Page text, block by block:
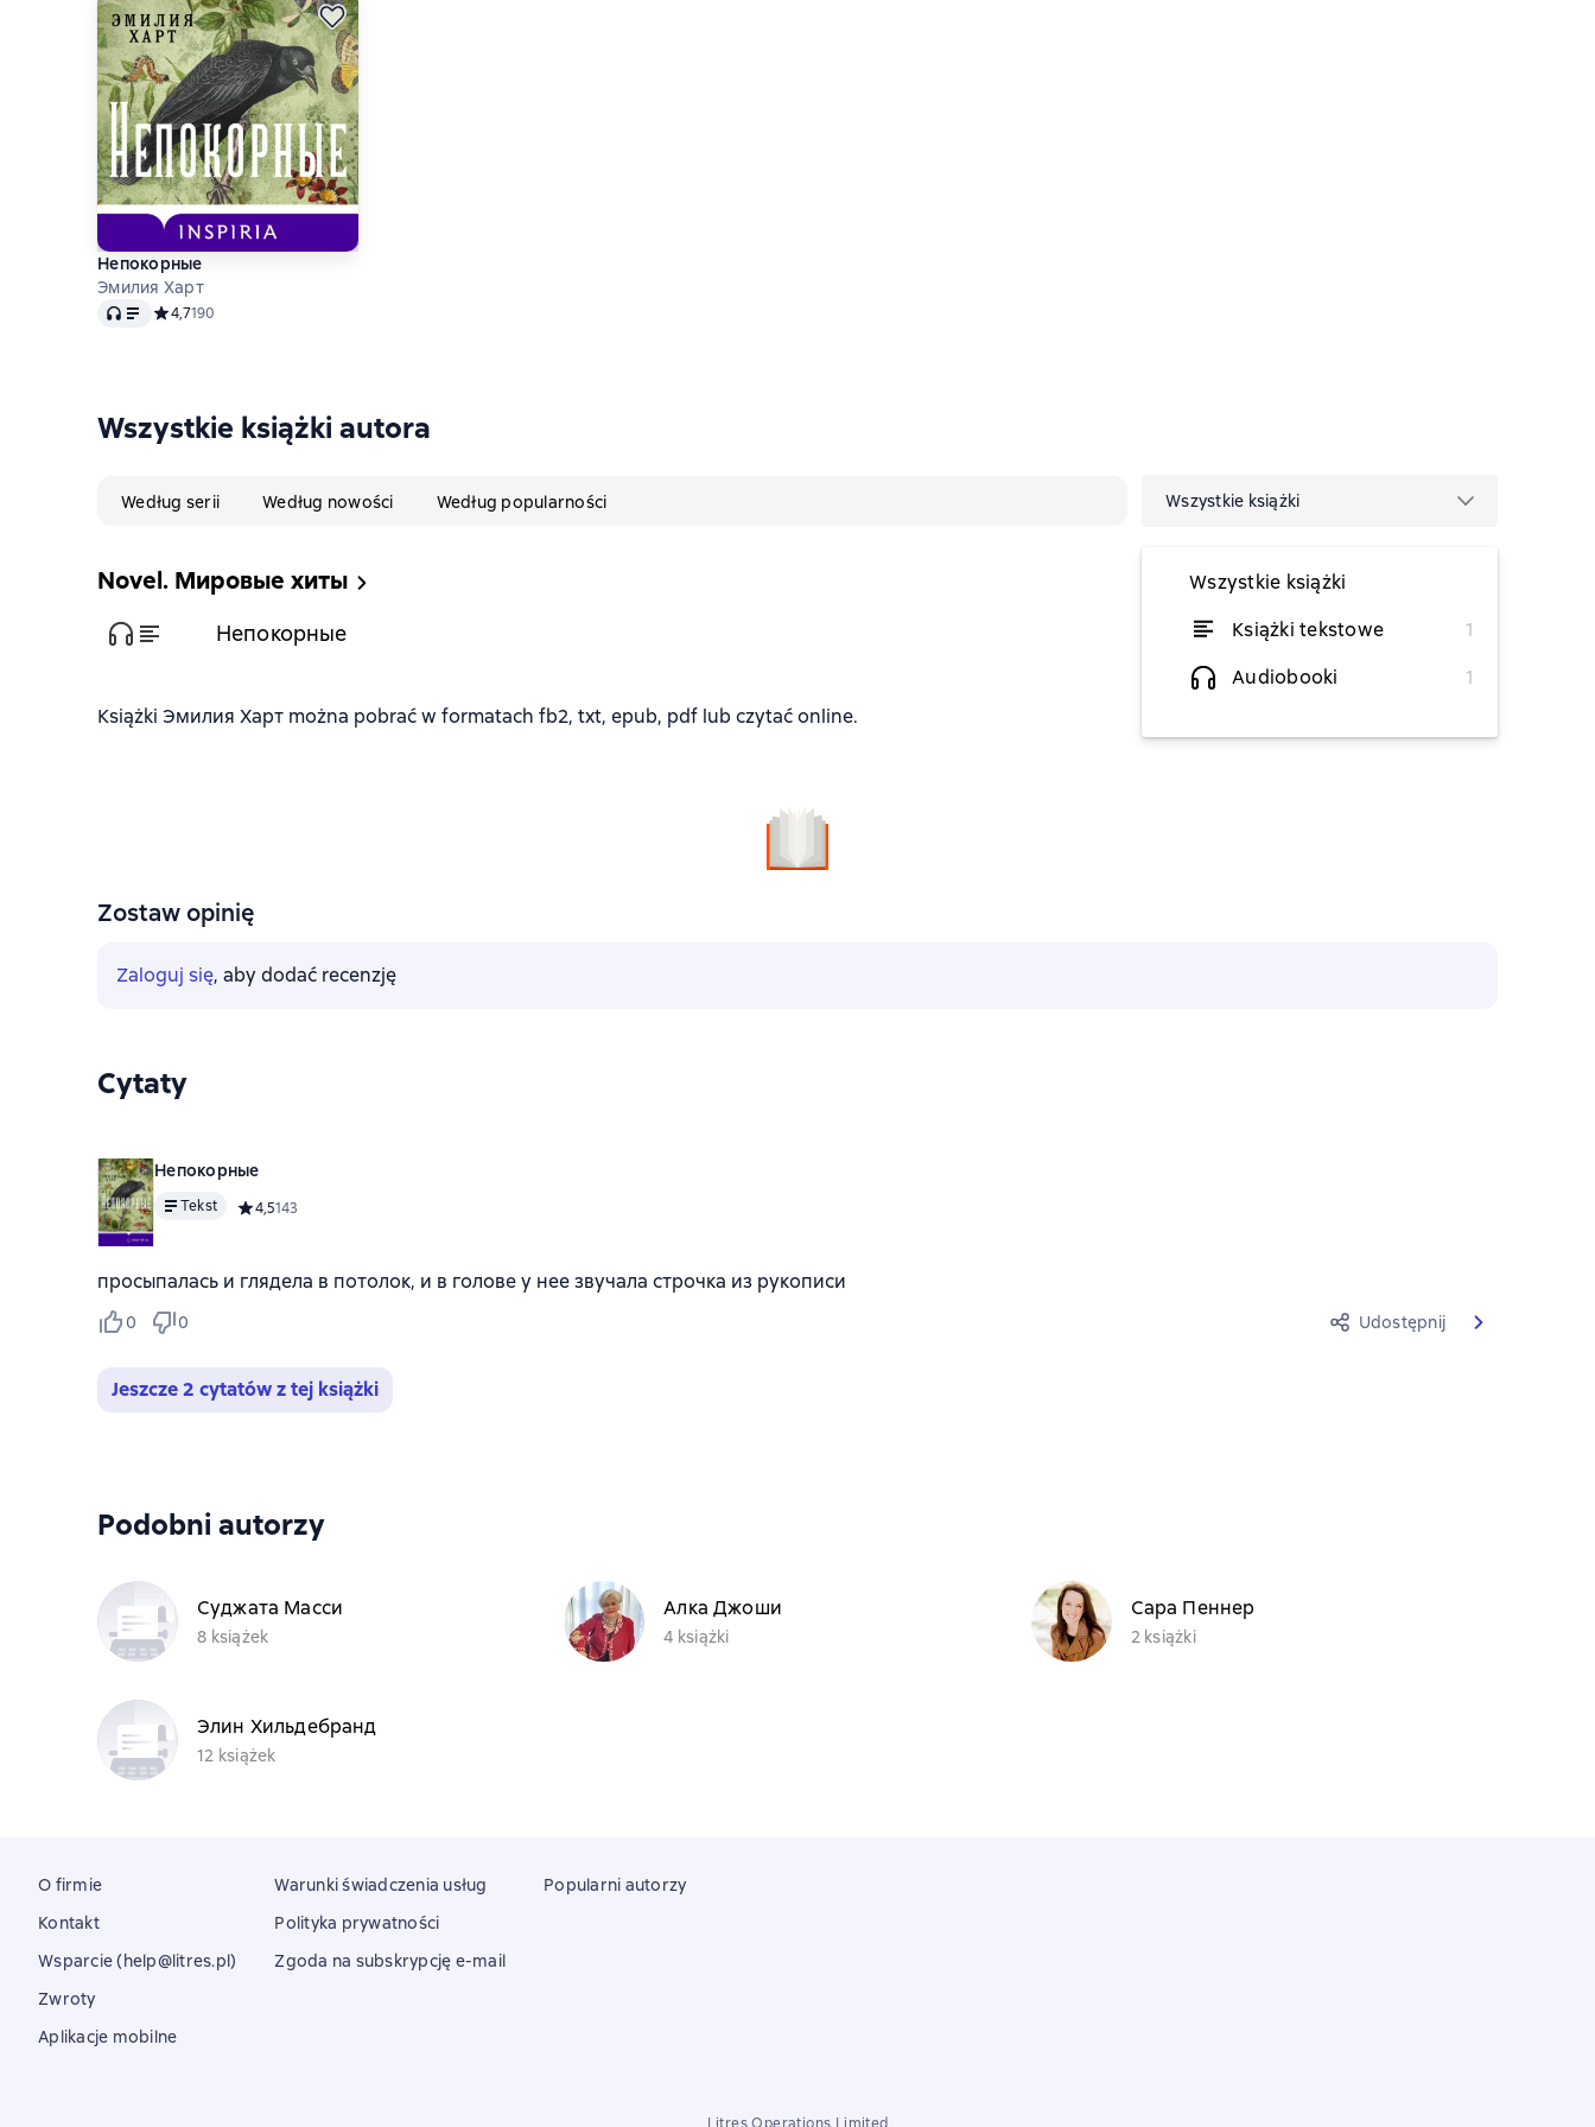
Непокорные
Эмилия Харт
Audio Средний рейтинг 4,7 на основе 190 оценок
4,7190
Wszystkie książki autora
Według serii Według nowości Według popularności Wszystkie książki
Wszystkie książki
Książki tekstowe
1
Audiobooki
1
Novel. Мировые хиты
Непокорные od 25,78 zł
Książki Эмилия Харт można pobrać w formatach fb2, txt, epub, pdf lub czytać online.
Zostaw opinię
Zaloguj się, aby dodać recenzję
Cytaty
Непокорные
Tekst Средний рейтинг 4,5 на основе 143 оценок
4,5143
просыпалась и глядела в потолок, и в голове у нее звучала строчка из рукописи
0 0 Udostępnij
Jeszcze 2 cytatów z tej książki
Podobni autorzy
Суджата Масси
8 książek
Алка Джоши
4 książki
Сара Пеннер
2 książki
Элин Хильдебранд
12 książek
O firmie
Kontakt
Wsparcie (help@litres.pl)
Zwroty
Aplikacje mobilne
Warunki świadczenia usług
Polityka prywatności
Zgoda na subskrypcję e-mail
Popularni autorzy